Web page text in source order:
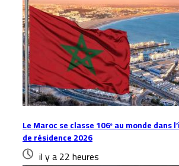
Le Maroc se classe 106ᵉ au monde dans
de résidence 2026
il y a 22 heures